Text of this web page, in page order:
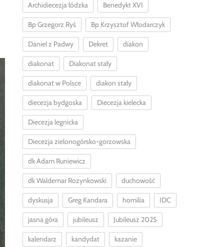
Archidiecezja łódzka Benedykt XVI
Bp Grzegorz Ryś Bp Krzysztof Włodarczyk
Daniel z Padwy Dekret diakon
diakonat Diakonat stały
diakonat w Polsce diakon stały
diecezja bydgoska Diecezja kielecka
Diecezja legnicka
Diecezja zielonogórsko-gorzowska
dk Adam Runiewicz
dk Waldemar Rozynkowski duchowość
dyskusja Greg Kandara homilia IDC
jasna góra jubileusz Jubileusz 2025
kalendarz kandydat kazanie